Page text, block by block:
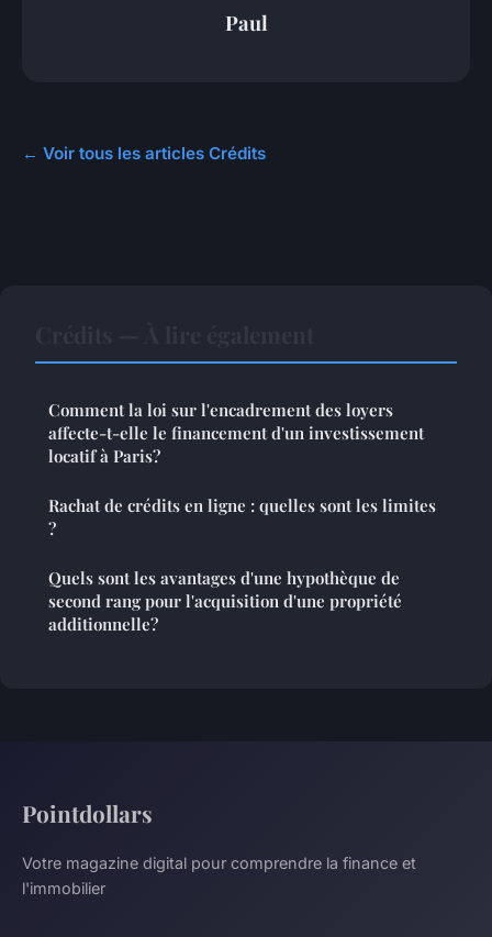
Paul
← Voir tous les articles Crédits
Comment la loi sur l'encadrement des loyers
affecte-t-elle le financement d'un investissement
locatif à Paris?
Rachat de crédits en ligne : quelles sont les limites
?
Quels sont les avantages d'une hypothèque de
second rang pour l'acquisition d'une propriété
additionnelle?
Pointdollars
Votre magazine digital pour comprendre la finance et
l'immobilier